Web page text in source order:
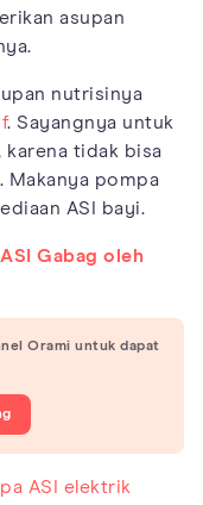
asupan
nutrisinya
. Sayangnya untuk
karena tidak bisa
Makanya pompa
ASI bayi.
Gabag oleh
Orami untuk dapat
ASI elektrik